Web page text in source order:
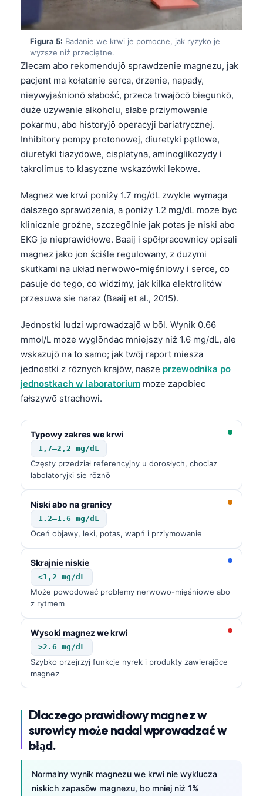
Figura 5: Badanie we krwi je pomocne, jak ryzyko je
wyzsze niż przeciętne.
Zlecam abo rekomendujō sprawdzenie magnezu, jak
pacjent ma kołatanie serca, drzenie, napady,
nieywyjaśnionō słabość, przeca trwajōcō biegunkō,
duże uzywanie alkoholu, słabe prziymowanie
pokarmu, abo historyjō operacyji bariatrycznej.
Inhibitory pompy protonowej, diuretyki pętlowe,
diuretyki tiazydowe, cisplatyna, aminoglikozydy i
takrolimus to klasyczne wskazówki lekowe.
Magnez we krwi poniży 1.7 mg/dL zwykle wymaga
dalszego sprawdzenia, a poniży 1.2 mg/dL moze byc
klinicznie groźne, szczegōlnie jak potas je niski abo
EKG je nieprawidłowe. Baaij i spōłpracownicy opisali
magnez jako jon ściśle regulowany, z duzymi
skutkami na układ nerwowo-mięśniowy i serce, co
pasuje do tego, co widzimy, jak kilka elektrolitów
przesuwa sie naraz (Baaij et al., 2015).
Jednostki ludzi wprowadzajō w bōl. Wynik 0.66
mmol/L moze wyglōndac mniejszy niż 1.6 mg/dL, ale
wskazujō na to samo; jak twōj raport miesza
jednostki z rōznych krajōw, nasze przewodnika po
jednostkach w laboratorium moze zapobiec
fałszywō strachowi.
Typowy zakres we krwi
1,7–2,2 mg/dL
Częsty przedział referencyjny u dorosłych, chociaz
labolatoryjki sie rōznō
Niski abo na granicy
1.2–1.6 mg/dL
Oceń objawy, leki, potas, wapń i prziymowanie
Skrajnie niskie
<1,2 mg/dL
Może powodować problemy nerwowo-mięśniowe abo
z rytmem
Wysoki magnez we krwi
>2.6 mg/dL
Szybko przejrzyj funkcje nyrek i produkty zawierajōce
magnez
Dlaczego prawidłowy magnez w
surowicy może nadal wprowadzać w
błąd.
Normalny wynik magnezu we krwi nie wyklucza
niskich zapasōw magnezu, bo mniej niż 1%
Shqip
বাংলা
اردو
मराठी
తెలుగు
ગુજરાતી
മലയാളം
Tiếng Việt
Tagalog
ဗမာစာ
ភាសាខ្មែរ
አማርኛ
Українська
O‘zbekcha
Català
Қазақ тілі
Suomi
Hrvatski
Slovenčina
پښتو
سنڌي
සිංහල
অসমীয়া
Galego
Latviešu valoda
Euskara
Gàidhlig
Occitan
العربية المغربية
Afrikaans
Монгол
ພາສາລາວ
Basa Jawa